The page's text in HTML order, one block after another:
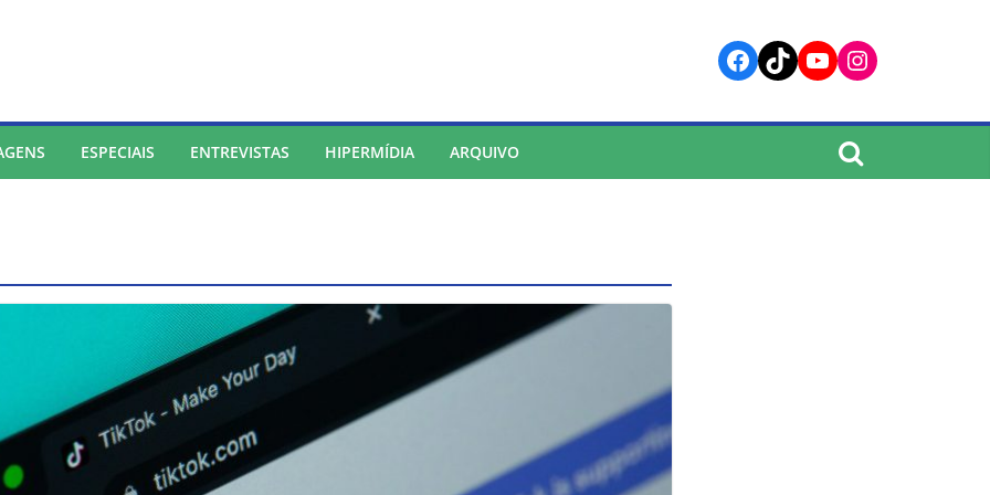
Facebook
TikTokYouTube
Instagram
ESPECIAIS ENTREVISTAS HIPERMÍDIA ARQUIVO